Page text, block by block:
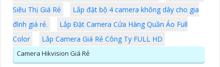
Siêu Thị Giá Rẻ
Lắp đặt bộ 4 camera không dây cho gia
đình giá rẻ.
Lắp Đặt Camera Cửa Hàng Quần Áo Full
Color
Lắp Camera Giá Rẻ Công Ty FULL HD
Camera Hikvision Giá Rẻ